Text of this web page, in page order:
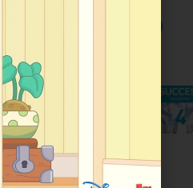
上获得了积
认可。其价值
目中的代表性